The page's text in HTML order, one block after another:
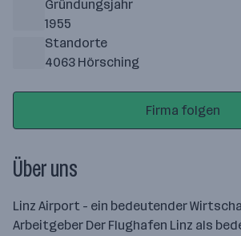
Gründungsjahr
1955
Standorte
4063 Hörsching
Firma folgen
Über uns
Linz Airport - ein bedeutender
Arbeitgeber Der Flughafen Linz als